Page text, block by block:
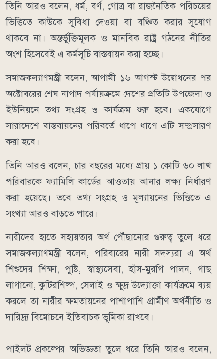
তিনি আরও বলেন, ধর্ম, বর্ণ, গোত্র বা রাজনৈতিক পরিচয়ের
ভিত্তিতে কাউকে সুবিধা দেওয়া বা বঞ্চিত করার সুযোগ
থাকবে না। অন্তর্ভুক্তিমূলক ও মানবিক রাষ্ট্র গঠনের নীতির
অংশ হিসেবেই এ কর্মসূচি বাস্তবায়ন করা হচ্ছে।
সমাজকল্যাণমন্ত্রী বলেন, আগামী ১৬ আগস্ট উদ্বোধনের পর
অক্টোবরের শেষ নাগাদ পর্যায়ক্রমে দেশের প্রতিটি উপজেলা ও
ইউনিয়নে তথ্য সংগ্রহ ও কার্যক্রম শুরু হবে। একযোগে
সারাদেশে বাস্তবায়নের পরিবর্তে ধাপে ধাপে এটি সম্প্রসারণ
করা হবে।
তিনি আরও বলেন, চার বছরের মধ্যে প্রায় ১ কোটি ৬০ লাখ
পরিবারকে ফ্যামিলি কার্ডের আওতায় আনার লক্ষ্য নির্ধারণ
করা হয়েছে। তবে তথ্য সংগ্রহ ও মূল্যায়নের ভিত্তিতে এ
সংখ্যা আরও বাড়তে পারে।
নারীদের হাতে সহায়তার অর্থ পৌঁছানোর গুরুত্ব তুলে ধরে
সমাজকল্যাণমন্ত্রী বলেন, পরিবারের নারী সদস্যরা এ অর্থ
শিশুদের শিক্ষা, পুষ্টি, স্বাস্থ্যসেবা, হাঁস-মুরগি পালন, গাছ
লাগানো, কুটিরশিল্প, সেলাই ও ক্ষুদ্র উদ্যোক্তা কার্যক্রমে ব্যয়
করলে তা নারীর ক্ষমতায়নের পাশাপাশি গ্রামীণ অর্থনীতি ও
দারিদ্র্য বিমোচনে ইতিবাচক ভূমিকা রাখবে।
পাইলট প্রকল্পের অভিজ্ঞতা তুলে ধরে তিনি আরও বলেন,